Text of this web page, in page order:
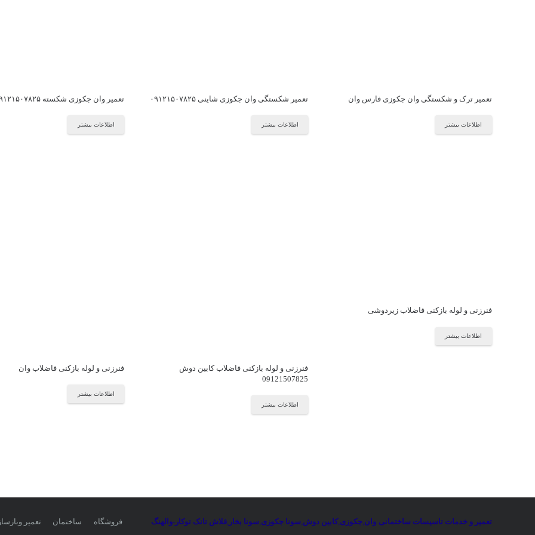
تعمیر ترک و شکستگی وان جکوزی فارس وان
اطلاعات بیشتر
تعمیر شکستگی وان جکوزی شاینی ۰۹۱۲۱۵۰۷۸۲۵
اطلاعات بیشتر
تعمیر وان جکوزی شکسته ۰۹۱۲۱۵۰۷۸۲۵
اطلاعات بیشتر
فنرزنی و لوله بازکنی فاضلاب زیردوشی
اطلاعات بیشتر
فنرزنی و لوله بازکنی فاضلاب کابین دوش
09121507825
اطلاعات بیشتر
فنرزنی و لوله بازکنی فاضلاب وان
اطلاعات بیشتر
تعمیر و خدمات تاسیسات ساختمانی:وان جکوزی ,کابین دوش سونا جکوزی سونا بخار فلاش تانک توکار-والهنگ
فروشگاه ساختمان تعمیر